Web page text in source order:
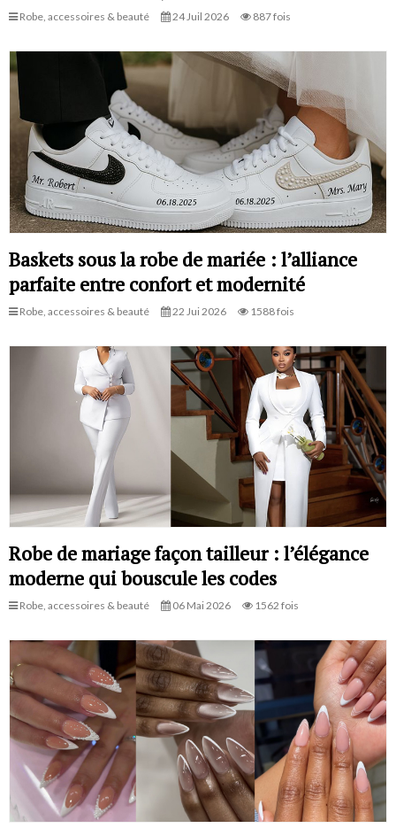
Robe, accessoires & beauté 24 Juil 2026 887 fois
Baskets sous la robe de mariée : l’alliance
parfaite entre confort et modernité
Robe, accessoires & beauté 22 Jui 2026 1588 fois
Robe de mariage façon tailleur : l’élégance
moderne qui bouscule les codes
Robe, accessoires & beauté 06 Mai 2026 1562 fois